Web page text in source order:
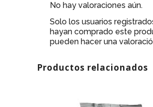
No hay valoraciones aún.
Solo los usuarios
hayan comprado este
pueden hacer una
Productos relacionados